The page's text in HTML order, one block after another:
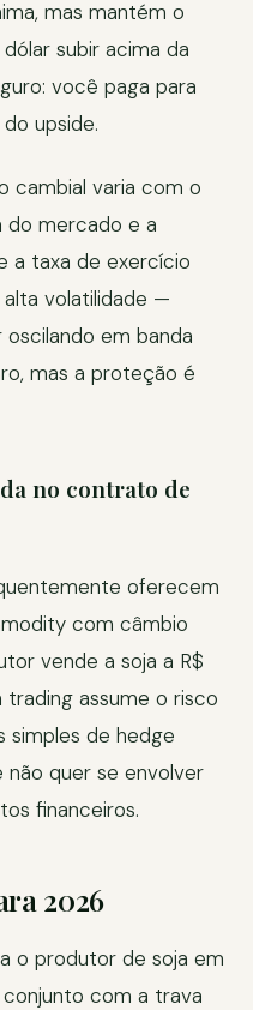
mas mantém o
subir acima da
você paga para
upside.
cambial varia com o
do mercado e a
a taxa de exercício
volatilidade —
em banda
mas a proteção é
no contrato de
oferecem
com câmbio
vende a soja a R$
assume o risco
simples de hedge
quer se envolver
financeiros.
2026
o produtor de soja em
com a trava